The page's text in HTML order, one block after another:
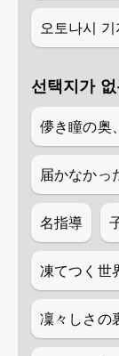
오토나시
선택지가
儚き瞳の奥
届かなかっ
名指導
凍てつく世
凜々しさの